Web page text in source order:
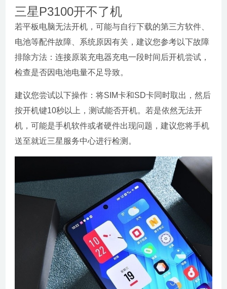
三星P3100开不了机
若平板电脑无法开机，可能与自行下载的第三方软件、
电池等配件故障、系统原因有关，建议您参考以下故障
排除方法：连接原装充电器充电一段时间后开机尝试，
检查是否因电池电量不足导致。
建议您尝试以下操作：将SIM卡和SD卡同时取出，然后
按开机键10秒以上，测试能否开机。若是依然无法开
机，可能是手机软件或者硬件出现问题，建议您将手机
送至就近三星服务中心进行检测。